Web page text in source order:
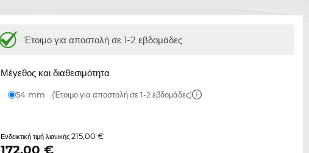
Έτοιμο για αποστολή σε 1-2 εβδομάδες
Μέγεθος και διαθεσιμότητα
54 mm (Έτοιμο για αποστολή σε 1-2 εβδομάδες)
Ενδεικτική τιμή λιανικής215,00 €